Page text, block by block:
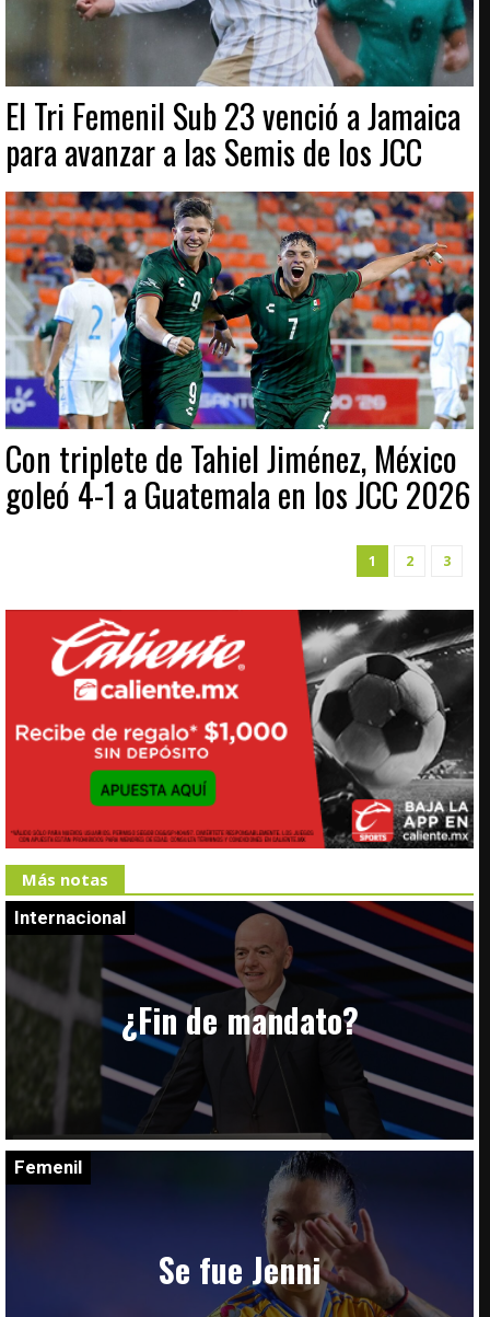
El Tri Femenil Sub 23 venció a Jamaica
para avanzar a las Semis de los JCC
Con triplete de Tahiel Jiménez, México
goleó 4-1 a Guatemala en los JCC 2026
1 2 3
Más notas
Internacional
¿Fin de mandato?
Femenil
Se fue Jenni